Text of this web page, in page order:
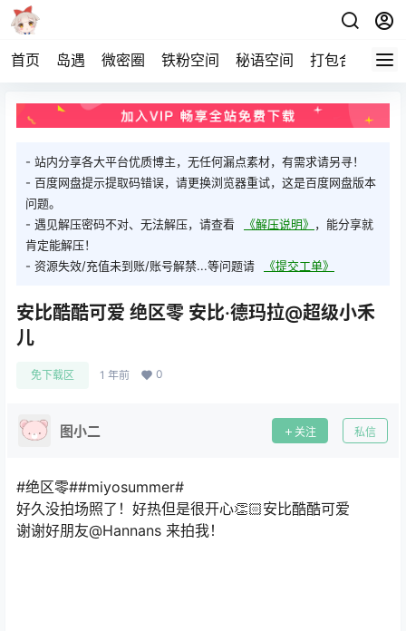
首页 岛遇 微密圈 铁粉空间 秘语空间 打包合集 关
- 站内分享各大平台优质博主，无任何漏点素材，有需求请另寻！
- 百度网盘提示提取码错误，请更换浏览器重试，这是百度网盘版本
问题。
- 遇见解压密码不对、无法解压，请查看
《解压说明》 ，能分享就
肯定能解压！
- 资源失效/充值未到账/账号解禁...等问题请
《提交工单》
安比酷酷可爱 绝区零 安比·德玛拉@超级小禾
儿
免下载区 1 年前 0
图小二 关注 私信
#绝区零##miyosummer#
好久没拍场照了！好热但是很开心👏🏻安比酷酷可爱
谢谢好朋友@Hannans 来拍我！ ​​​